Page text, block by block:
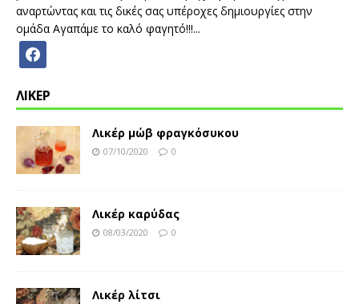
αναρτώντας και τις δικές σας υπέροχες δημιουργίες στην
ομάδα Αγαπάμε το καλό φαγητό!!!...
ΛΙΚΕΡ
Λικέρ μώβ φραγκόσυκου
07/10/2020 0
Λικέρ καρύδας
08/03/2020 0
Λικέρ λίτσι